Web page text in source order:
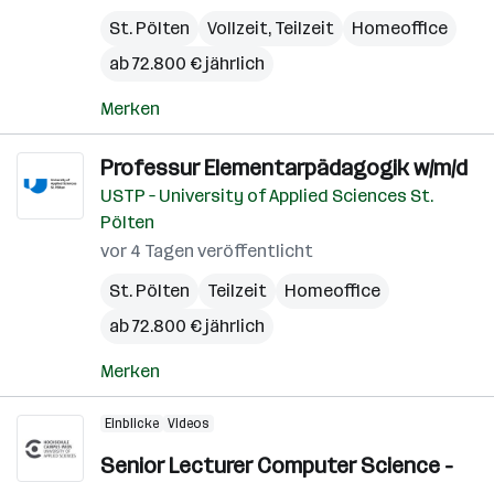
St. Pölten
Vollzeit, Teilzeit
Homeoffice
ab 72.800 € jährlich
Merken
Professur Elementarpädagogik w/m/d
USTP – University of Applied Sciences St.
Pölten
vor 4 Tagen veröffentlicht
St. Pölten
Teilzeit
Homeoffice
ab 72.800 € jährlich
Merken
Einblicke Videos
Senior Lecturer Computer Science -